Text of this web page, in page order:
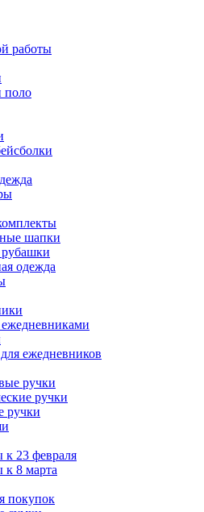
работы
поло
шапки
одежда
ежедневников
ручки
ручки
ручки
23 февраля
8 марта
покупок